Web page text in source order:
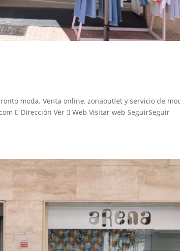
moda. Venta online, zonaoutlet y servicio de
 Dirección Ver  Web Visitar web SeguirSeguir